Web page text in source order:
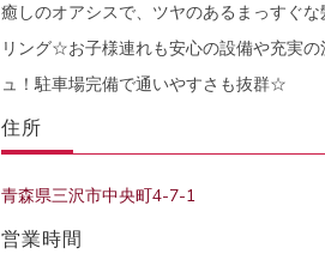
癒しのオアシスで、ツヤのあるまっすぐ
リング☆お子様連れも安心の設備や充実
ュ！駐車場完備で通いやすさも抜群☆
住所
青森県三沢市中央町4-7-1
営業時間